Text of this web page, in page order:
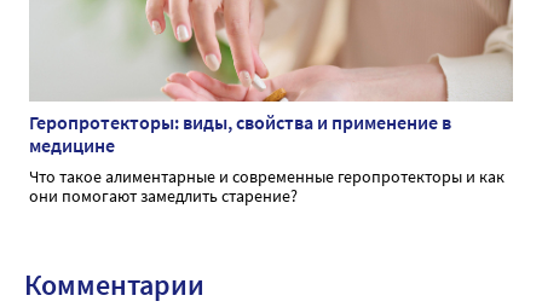
Геропротекторы: виды, свойства и применение в
медицине
Что такое алиментарные и современные геропротекторы и как
они помогают замедлить старение?
Комментарии